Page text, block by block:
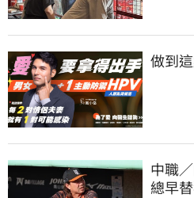
做到
中職
總早